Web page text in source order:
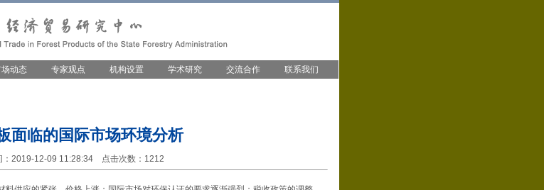
动态 专家观点 机构设置 学术研究 交流合作 联系我们
面临的国际市场环境分析
：2019-12-09 11:28:34 点击次数：1212